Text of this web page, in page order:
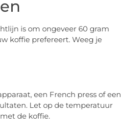
is om ongeveer 60 gram
koffie prefereert. Weeg je
een French press of een
Let op de temperatuur
de koffie.